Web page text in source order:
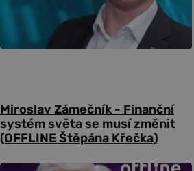
Miroslav Zámečník - Finanční
systém světa se musí změnit
(OFFLINE Štěpána Křečka)